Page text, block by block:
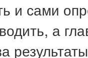
и сами
а